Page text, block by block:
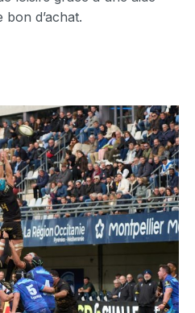
d’achat.